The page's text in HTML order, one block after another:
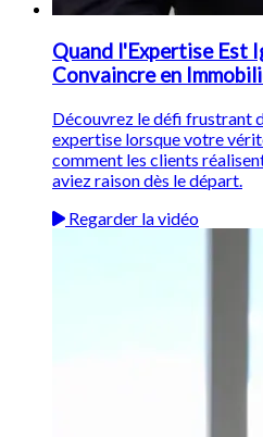
Quand l'Expertise Est
Convaincre en
Découvrez le défi frustrant
expertise lorsque votre
comment les clients
aviez raison dès le départ.
Regarder la vidéo